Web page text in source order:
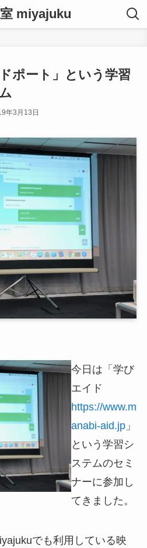
miyajuku
ポート」という学習
年3月13日
今日は「学び
エイド
https://www.m
anabi-aid.jp」
という学習シ
ステムのセミ
ナーに参加し
てきました。
でも利用している映